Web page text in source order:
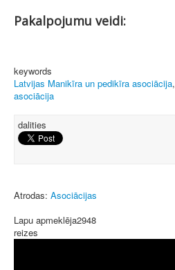
Pakalpojumu veidi:
keywords
Latvijas Manikīra un pedikīra asociācija,
asociācija
dalities
Atrodas: Asociācijas
Lapu apmeklēja2948
reizes